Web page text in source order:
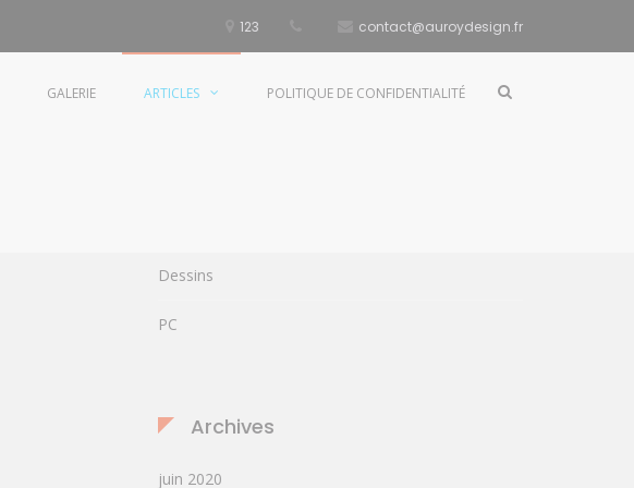
123 contact@auroydesign.fr
GALERIE ARTICLES POLITIQUE DE CONFIDENTIALITÉ
Afficher
Bidouille
Dessins
PC
Archives
juin 2020